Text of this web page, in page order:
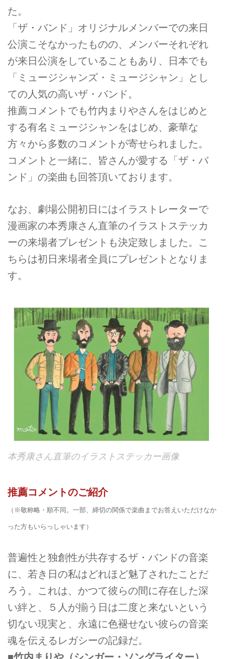
た。
「ザ・バンド」オリジナルメンバーでの来日
公演こそなかったものの、メンバーそれぞれ
が来日公演をしていることもあり、日本でも
「ミュージシャンズ・ミュージシャン」とし
ての人気の高いザ・バンド。
推薦コメントでも竹内まりやさんをはじめと
する有名ミュージシャンをはじめ、豪華な
方々から多数のコメントが寄せられました。
コメントと一緒に、皆さんが愛する「ザ・バ
ンド」の楽曲も回答頂いております。
なお、劇場公開初日にはイラストレーターで
漫画家の本秀康さん直筆のイラストステッカ
ーの来場者プレゼントも決定致しました。こ
ちらは初日来場者全員にプレゼントとなりま
す。
本秀康さん直筆のイラストステッカー画像
推薦コメントのご紹介
（※敬称略・順不同。一部、締切の関係で楽曲までお答えいただけなか
った方もいらっしゃいます）
普遍性と独創性が共存するザ・バンドの音楽
に、若き日の私はどれほど魅了されたことだ
ろう。これは、かつて彼らの間に存在した深
い絆と、５人が揃う日は二度と来ないという
切ない現実と、永遠に色褪せない彼らの音楽
魂を伝えるレガシーの記録だ。